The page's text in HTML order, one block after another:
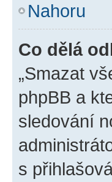
Nahoru
Co dělá
„Smazat
phpBB a
sledování
s